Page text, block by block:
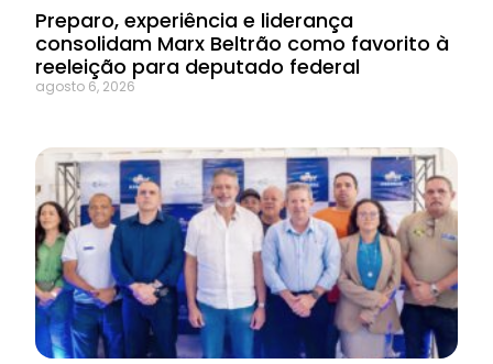
Preparo, experiência e liderança
consolidam Marx Beltrão como favorito à
reeleição para deputado federal
agosto 6, 2026